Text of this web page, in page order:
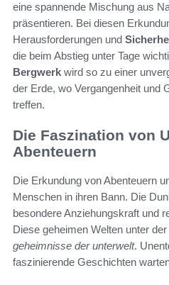
eine spannende Mischung aus
präsentieren. Bei diesen
Herausforderungen und
die beim Abstieg unter Tage
Bergwerk wird so zu einer
der Erde, wo Vergangenheit und
treffen.
Die Faszination von
Abenteuern
Die Erkundung von Abenteuern
Menschen in ihren Bann. Die
besondere Anziehungskraft und
Diese geheimen Welten unter
geheimnisse der unterwelt.
faszinierende Geschichten